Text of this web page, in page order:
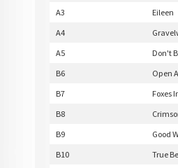
A3
Eileen
A4
A5
Don't
B6
Open
B7
Foxes
B8
B9
Good
B10
True